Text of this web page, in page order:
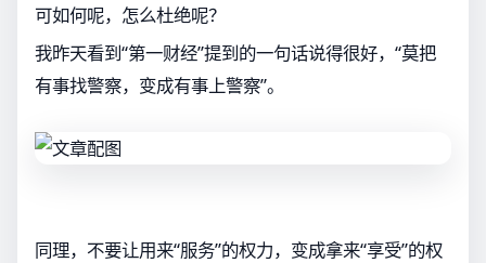
可如何呢，怎么杜绝呢？
我昨天看到“第一财经”提到的一句话说得很好，“莫把
有事找警察，变成有事上警察”。
同理，不要让用来“服务”的权力，变成拿来“享受”的权